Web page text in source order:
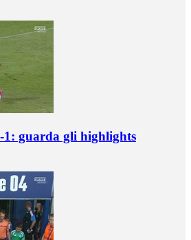
1: guarda gli highlights